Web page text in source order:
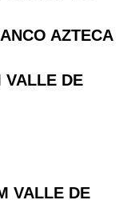
AZTECA
VALLE DE
VALLE DE